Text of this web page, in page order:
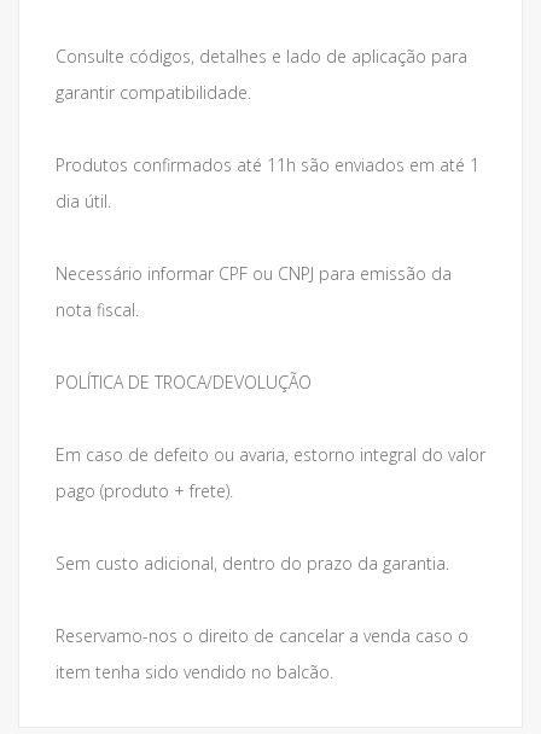
Consulte códigos, detalhes e lado de aplicação para
garantir compatibilidade.
Produtos confirmados até 11h são enviados em até 1
dia útil.
Necessário informar CPF ou CNPJ para emissão da
nota fiscal.
POLÍTICA DE TROCA/DEVOLUÇÃO
Em caso de defeito ou avaria, estorno integral do valor
pago (produto + frete).
Sem custo adicional, dentro do prazo da garantia.
Reservamo-nos o direito de cancelar a venda caso o
item tenha sido vendido no balcão.